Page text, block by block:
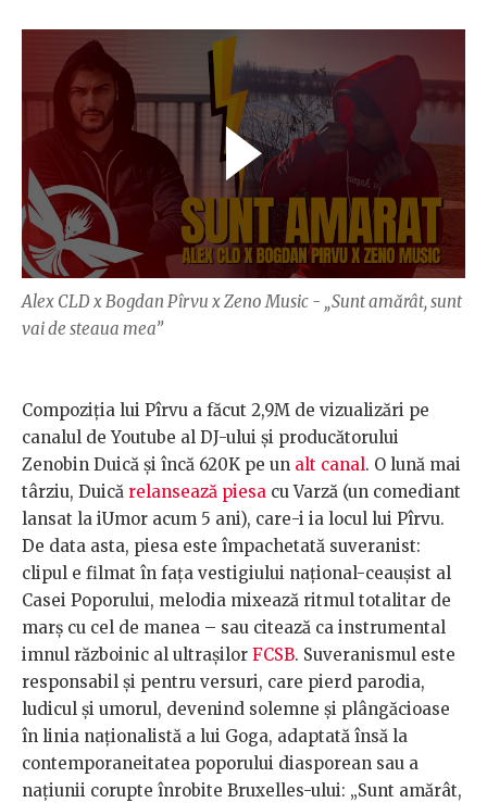
Alex CLD x Bogdan Pîrvu x Zeno Music - „Sunt amărât, sunt
vai de steaua mea”
Compoziția lui Pîrvu a făcut 2,9M de vizualizări pe
canalul de Youtube al DJ-ului și producătorului
Zenobin Duică și încă 620K pe un alt canal. O lună mai
târziu, Duică relansează piesa cu Varză (un comediant
lansat la iUmor acum 5 ani), care-i ia locul lui Pîrvu.
De data asta, piesa este împachetată suveranist:
clipul e filmat în fața vestigiului național-ceaușist al
Casei Poporului, melodia mixează ritmul totalitar de
marș cu cel de manea – sau citează ca instrumental
imnul războinic al ultrașilor FCSB. Suveranismul este
responsabil și pentru versuri, care pierd parodia,
ludicul și umorul, devenind solemne și plângăcioase
în linia naționalistă a lui Goga, adaptată însă la
contemporaneitatea poporului diasporean sau a
națiunii corupte înrobite Bruxelles-ului: „Sunt amărât,